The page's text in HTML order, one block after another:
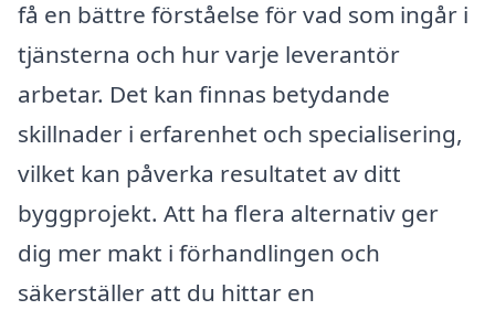
få en bättre förståelse för vad som ingår i
tjänsterna och hur varje leverantör
arbetar. Det kan finnas betydande
skillnader i erfarenhet och specialisering,
vilket kan påverka resultatet av ditt
byggprojekt. Att ha flera alternativ ger
dig mer makt i förhandlingen och
säkerställer att du hittar en